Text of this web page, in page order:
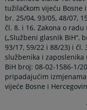
tužilačkom vijeću Bosne
br. 25/04, 93/05, 48/07,
čl. 8. i 16. Zakona o
(„Službeni glasnik BiH“,
93/17, 59/22 i 88/23) i
službenika i
BiH broj: 08-02-1586-1/
pripadajućim
vijeće Bosne i